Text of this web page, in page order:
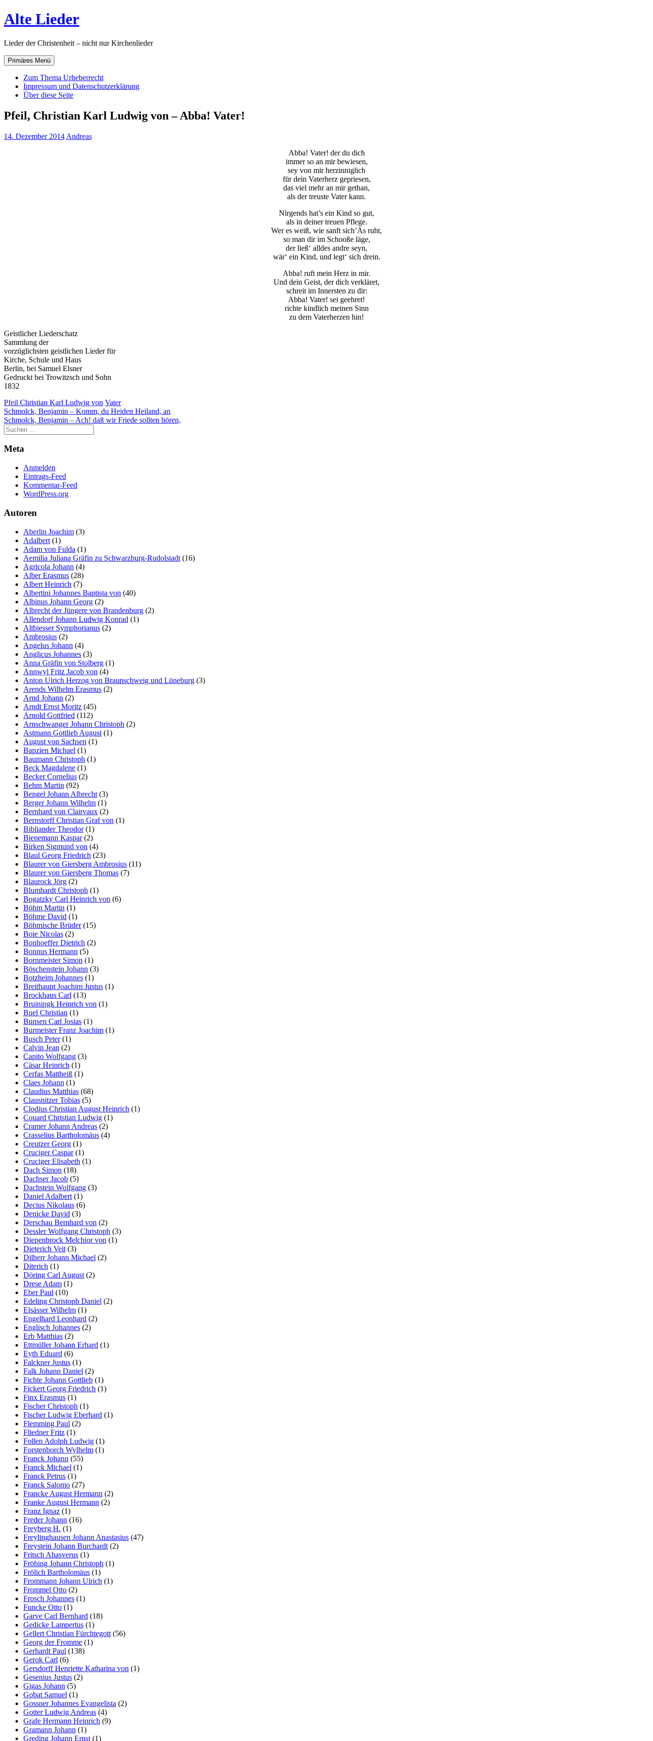
Zum
Inhalt
Alte Lieder
Lieder der Christenheit – nicht nur Kirchenlieder
Primäres Menü
Zum Thema Urheberrecht
Impressum und Datenschutzerklärung
Über diese Seite
Pfeil, Christian Karl Ludwig von – Abba! Vater!
14. Dezember 2014 Andreas
Abba! Vater! der du dich
immer so an mir bewiesen,
sey von mir herzinniglich
für dein Vaterherz gepriesen,
das viel mehr an mir gethan,
als der treuste Vater kann.
Nirgends hat’s ein Kind so gut,
als in deiner treuen Pflege.
Wer es weiß, wie sanft sich’Äs ruht,
so man dir im Schooße läge,
der ließ‘ alldes andre seyn,
wär‘ ein Kind, und legt‘ sich drein.
Abba! ruft mein Herz in mir.
Und dein Geist, der dich verkläret,
schreit im Innersten zu dir:
Abba! Vater! sei geehret!
richte kindlich meinen Sinn
zu dem Vaterherzen hin!
Geistlicher Liederschatz
Sammlung der
vorzüglichsten geistlichen Lieder für
Kirche, Schule und Haus
Berlin, bei Samuel Elsner
Gedruckt bei Trowitzsch und Sohn
1832
Pfeil Christian Karl Ludwig von Vater
Beitragsnavigation
Schmolck, Benjamin – Komm, du Heiden Heiland, an
Schmolck, Benjamin – Ach! daß wir Friede sollten hören,
Meta
Anmelden
Eintrags-Feed
Kommentar-Feed
WordPress.org
Autoren
Aberlin Joachim (3)
Adalbert (1)
Adam von Fulda (1)
Aemilia Juliana Gräfin zu Schwarzburg-Rudolstadt (16)
Agricola Johann (4)
Alber Erasmus (28)
Albert Heinrich (7)
Albertini Johannes Baptista von (40)
Albinus Johann Georg (2)
Albrecht der Jüngere von Brandenburg (2)
Allendorf Johann Ludwig Konrad (1)
Altbiesser Symphorianus (2)
Ambrosius (2)
Angelus Johann (4)
Anglicus Johannes (3)
Anna Gräfin von Stolberg (1)
Annwyl Fritz Jacob von (4)
Anton Ulrich Herzog von Braunschweig und Lüneburg (3)
Arends Wilhelm Erasmus (2)
Arnd Johann (2)
Arndt Ernst Moritz (45)
Arnold Gottfried (112)
Arnschwanger Johann Christoph (2)
Astmann Gottlieb August (1)
August von Sachsen (1)
Bapzien Michael (1)
Baumann Christoph (1)
Beck Magdalene (1)
Becker Cornelius (2)
Behm Martin (92)
Bengel Johann Albrecht (3)
Berger Johann Wilhelm (1)
Bernhard von Clairvaux (2)
Bernstorff Christian Graf von (1)
Bibliander Theodor(1)
Bienemann Kaspar(2)
Birken Sigmund von (4)
Blaul Georg Friedrich (23)
Blaurer von Giersberg Ambrosius (11)
Blaurer von Giersberg Thomas (7)
Blaurock Jörg (2)
Blumhardt Christoph (1)
Bogatzky Carl Heinrich von (6)
Böhm Martin (1)
Böhme David (1)
Böhmische Brüder(15)
Boie Nicolas (2)
Bonhoeffer Dietrich (2)
Bonnus Hermann (5)
Bornmeister Simon (1)
Böschenstein Johann (3)
Botzheim Johannes (1)
Breithaupt Joachim Justus (1)
Brockhaus Carl (13)
Bruiningk Heinrich von (1)
Buel Christian (1)
Bunsen Carl Josias (1)
Burmeister Franz Joachim (1)
Busch Peter(1)
Calvin Jean (2)
Capito Wolfgang (3)
Cäsar Heinrich (1)
Cerfas Mattheiß (1)
Claes Johann (1)
Claudius Matthias (68)
Clausnitzer Tobias (5)
Clodius Christian August Heinrich (1)
Couard Christian Ludwig (1)
Cramer Johann Andreas (2)
Crasselius Bartholomäus (4)
Creutzer Georg (1)
Cruciger Caspar(1)
Cruciger Elisabeth (1)
Dach Simon (18)
Dachser Jacob (5)
Dachstein Wolfgang (3)
Daniel Adalbert (1)
Decius Nikolaus (6)
Denicke David (3)
Derschau Bernhard von (2)
Dessler Wolfgang Christoph (3)
Diepenbrock Melchior von (1)
Dieterich Veit (3)
Dilherr Johann Michael (2)
Diterich (1)
Döring Carl August (2)
Drese Adam (1)
Eber Paul (10)
Edeling Christoph Daniel (2)
Elsässer Wilhelm (1)
Engelhard Leonhard (2)
Englisch Johannes (2)
Erb Matthias (2)
Ettmüller Johann Erhard (1)
Eyth Eduard (6)
Falckner Justus (1)
Falk Johann Daniel (2)
Fichte Johann Gottlieb (1)
Fickert Georg Friedrich (1)
Finx Erasmus (1)
Fischer Christoph (1)
Fischer Ludwig Eberhard (1)
Flemming Paul (2)
Fliedner Fritz (1)
Follen Adolph Ludwig (1)
Forstenborch Wylhelm (1)
Franck Johann (55)
Franck Michael (1)
Franck Petrus (1)
Franck Salomo (27)
Francke August Hermann (2)
Franke August Hermann (2)
Franz Ignaz (1)
Freder Johann (16)
Freyberg H. (1)
Freylinghausen Johann Anastasius (47)
Freystein Johann Burchardt (2)
Fritsch Ahasverus (1)
Fröbing Johann Christoph (1)
Frölich Bartholomäus (1)
Frommann Johann Ulrich (1)
Frommel Otto (2)
Frosch Johannes (1)
Funcke Otto (1)
Garve Carl Bernhard (18)
Gedicke Lampertus (1)
Gellert Christian Fürchtegott (56)
Georg der Fromme (1)
Gerhardt Paul (138)
Gerok Carl (6)
Gersdorff Henriette Katharina von (1)
Gesenius Justus (2)
Gigas Johann (5)
Gobat Samuel (1)
Gossner Johannes Evangelista (2)
Gotter Ludwig Andreas (4)
Grafe Hermann Heinrich (9)
Gramann Johann (1)
Greding Johann Ernst (1)